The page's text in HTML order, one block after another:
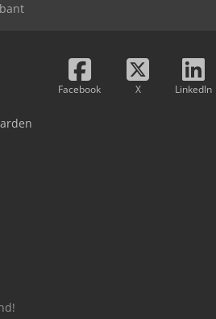
Facebook X LinkedIn